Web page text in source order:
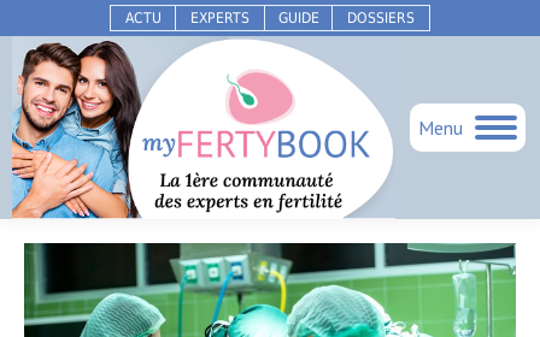
ACTU EXPERTS GUIDE DOSSIERS
Menu